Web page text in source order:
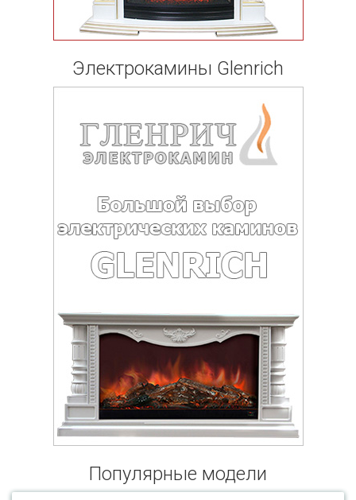
Электрокамины Glenrich
Популярные модели